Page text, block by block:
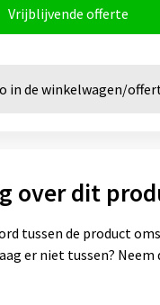
Vrijblijvende offerte
in de winkelwagen/
over dit
tussen de product
er niet tussen?